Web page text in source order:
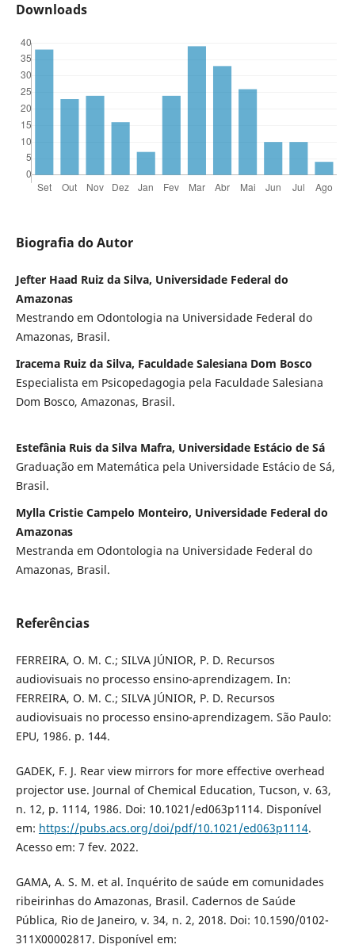
Downloads
Biografia do Autor
Jefter Haad Ruiz da Silva, Universidade Federal do
Amazonas
Mestrando em Odontologia na Universidade Federal do
Amazonas, Brasil.
Iracema Ruiz da Silva, Faculdade Salesiana Dom Bosco
Especialista em Psicopedagogia pela Faculdade Salesiana
Dom Bosco, Amazonas, Brasil.
Estefânia Ruis da Silva Mafra, Universidade Estácio de Sá
Graduação em Matemática pela Universidade Estácio de Sá,
Brasil.
Mylla Cristie Campelo Monteiro, Universidade Federal do
Amazonas
Mestranda em Odontologia na Universidade Federal do
Amazonas, Brasil.
Referências
FERREIRA, O. M. C.; SILVA JÚNIOR, P. D. Recursos
audiovisuais no processo ensino-aprendizagem. In:
FERREIRA, O. M. C.; SILVA JÚNIOR, P. D. Recursos
audiovisuais no processo ensino-aprendizagem. São Paulo:
EPU, 1986. p. 144.
GADEK, F. J. Rear view mirrors for more effective overhead
projector use. Journal of Chemical Education, Tucson, v. 63,
n. 12, p. 1114, 1986. Doi: 10.1021/ed063p1114. Disponível
em: https://pubs.acs.org/doi/pdf/10.1021/ed063p1114.
Acesso em: 7 fev. 2022.
GAMA, A. S. M. et al. Inquérito de saúde em comunidades
ribeirinhas do Amazonas, Brasil. Cadernos de Saúde
Pública, Rio de Janeiro, v. 34, n. 2, 2018. Doi: 10.1590/0102-
311X00002817. Disponível em: